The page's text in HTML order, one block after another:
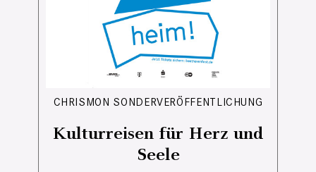
CHRISMON SONDERVERÖFFENTLICHUNG
Kulturreisen für Herz und
Seele